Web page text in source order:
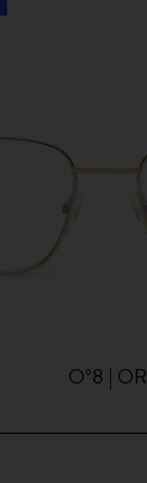
O°8 | OR